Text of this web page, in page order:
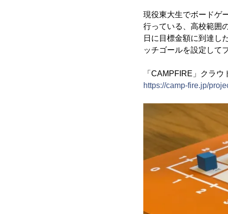
現役東大生でボードゲ
行っている、高校範囲
日に目標金額に到達し
ッチゴールを設定して
「CAMPFIRE」クラ
https://camp-fire.jp/